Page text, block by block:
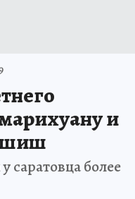
и
более